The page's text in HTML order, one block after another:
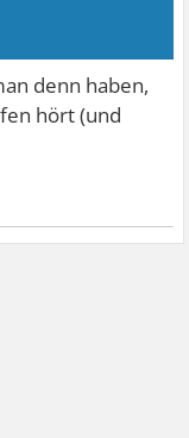
denn haben,
hört (und